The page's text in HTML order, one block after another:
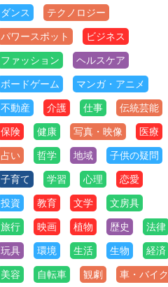
ダンス テクノロジー
パワースポット ビジネス
ファッション ヘルスケア
ボードゲーム マンガ・アニメ
不動産 介護 仕事 伝統芸能
保険 健康 写真・映像 医療
占い 哲学 地域 子供の疑問
子育て 学習 心理 恋愛
投資 教育 文学 文房具
旅行 映画 植物 歴史 法律
玩具 環境 生活 生物 経済
美容 自転車 観劇 車・バイク